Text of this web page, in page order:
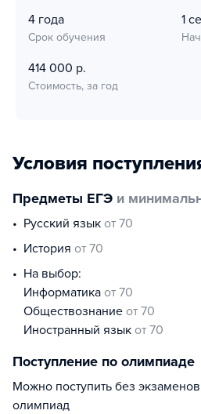
4 года
Срок обучения
1
414 000 р.
Стоимость, за год
Условия
Предметы ЕГЭ и
русский язык от 70
история от 70
На выбор:
информатика от 70
обществознание от 70
иностранный язык от 70
Поступление по олимпиаде
Можно поступить без
олимпиад